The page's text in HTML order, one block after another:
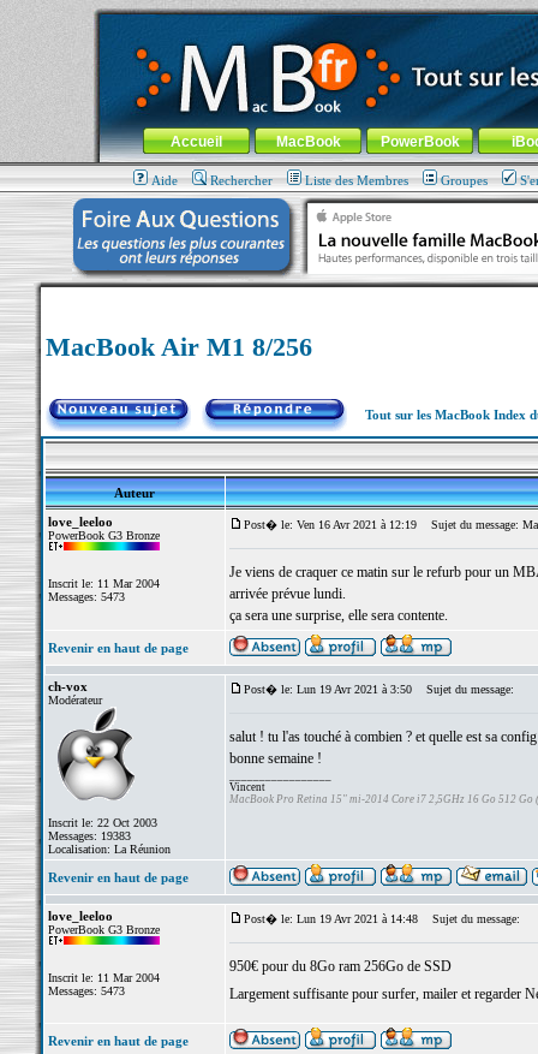
MacBook-fr.com : 100% Apple... 100% nomade !
Aller au contenu-Aller au menu général-Aller au menu de
Menu général
Accueil MacBook PowerBook
Aide Rechercher Liste des Membres Groupes
MacBook Air M1 8/256
Tout sur les MacBook Index
Auteur
love_leeloo
PowerBook G3 Bronze
Inscrit le: 11 Mar 2004
Messages: 5473
Post� le: Ven 16 Avr 2021 à 12:19 Sujet du message:
Je viens de craquer ce matin sur le refurb pour un
arrivée prévue lundi.
ça sera une surprise, elle sera contente.
Revenir en haut de page
ch-vox
Modérateur
Inscrit le: 22 Oct 2003
Messages: 19383
Localisation: La Réunion
Post� le: Lun 19 Avr 2021 à 3:50 Sujet du message:
salut ! tu l'as touché à combien ? et quelle est sa config
bonne semaine !
Vincent
MacBook Pro Retina 15" mi-2014 Core i7 2,5GHz 16 Go 512 Go
Revenir en haut de page
love_leeloo
PowerBook G3 Bronze
Inscrit le: 11 Mar 2004
Messages: 5473
Post� le: Lun 19 Avr 2021 à 14:48 Sujet du message:
950€ pour du 8Go ram 256Go de SSD
Largement suffisante pour surfer, mailer et regarder
Revenir en haut de page